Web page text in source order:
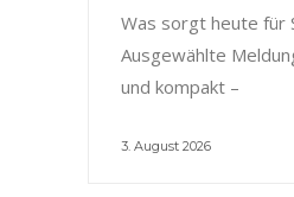
Was sorgt heute für
Ausgewählte
und kompakt –
3. August 2026